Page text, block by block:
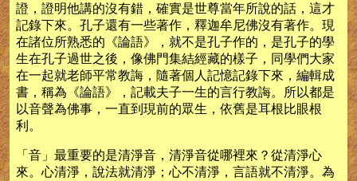
證，證明他講的沒有錯，確實是世尊當年所說的話，這才
記錄下來。孔子還有一些著作，釋迦牟尼佛沒有著作。現
在諸位所熟悉的《論語》，就不是孔子作的，是孔子的學
生在孔子過世之後，像佛門集結經藏的樣子，同學們大家
在一起就老師平常教誨，隨著個人記憶記錄下來，編輯成
書，稱為《論語》，記載夫子一生的言行教誨。所以都是
以音聲為佛事，一直到現前的眾生，依舊是耳根比眼根
利。
「音」最重要的是清淨音，清淨音從哪裡來？從清淨心
來。心清淨，說法就清淨；心不清淨，言語就不清淨。為